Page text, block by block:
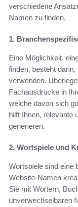
verschiedene
Namen zu finden.
1.
Eine Möglichkeit,
finden, besteht
verwenden.
Fachausdrücke in
welche davon sich
hilft Ihnen, relevante
generieren.
2. Wortspiele und
Wortspiele sind eine
Website-Namen
Sie mit Wörtern,
unverwechselbaren